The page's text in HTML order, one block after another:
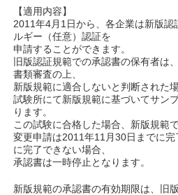
【適用内容】
2011年4月1日から、各企業は新版認
ルギー（任意）認証を
申請することができます。
旧版認証規範での承認書の保有者は
書類審査の上、
新版規範に適合しないと判断された場
試験所にて新版規範に基づいてサン
ります。
この試験に合格した場合、新版規範
変更申請は2011年11月30日までに
に完了できない場合、
承認書は一時停止となります。
新版規範の承認書の有効期限は、旧